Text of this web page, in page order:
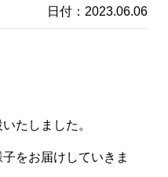
日付：2023.06.06
たしました。
をお届けしていきま